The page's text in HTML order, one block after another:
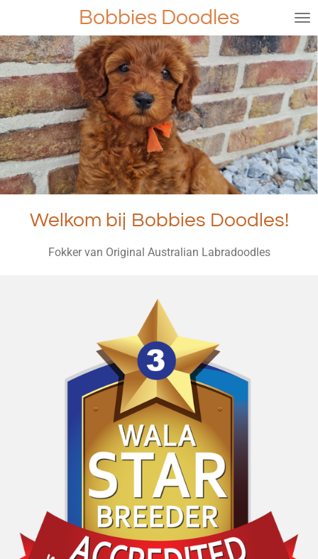
naar
de
hoofdinhoud
Bobbies Doodles
Welkom bij Bobbies Doodles!
Fokker van Original Australian Labradoodles